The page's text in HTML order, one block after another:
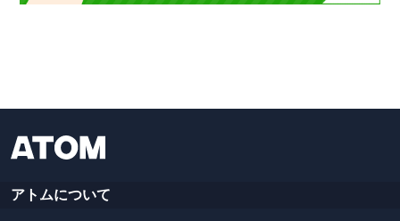
アトムについて